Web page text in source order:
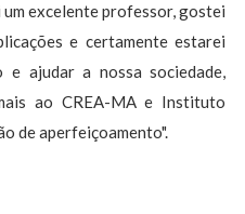
excelente professor, gostei
e certamente estarei
e ajudar a nossa sociedade,
ao CREA-MA e Instituto
de aperfeiçoamento".